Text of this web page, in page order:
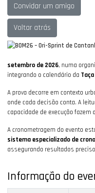
Convidar um amigo
Voltar atrás
setembro de 2026, numa
integrando o calendário da
A prova decorre em contexto
onde cada decisão conta. A
capacidade de execução
A cronometragem do evento
sistema especializado de
assegurando resultados
Informação do